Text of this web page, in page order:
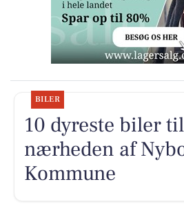
BILER
10 dyreste biler
nærheden af
Kommune